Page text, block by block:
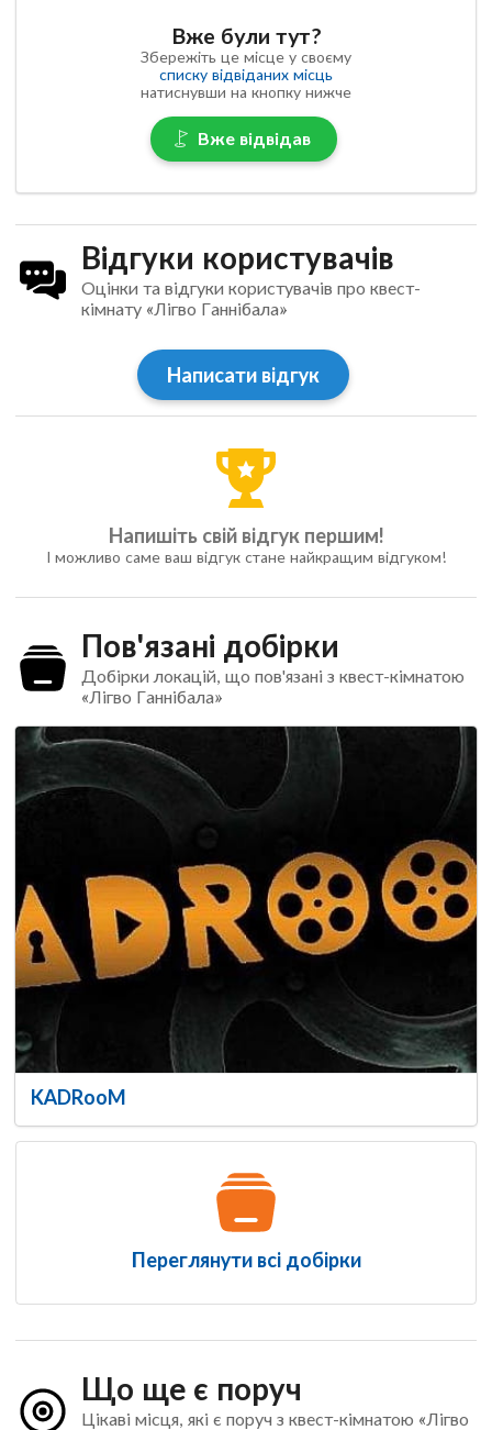
Вже були тут?
Збережіть це місце у своєму
списку відвіданих місць
натиснувши на кнопку нижче
Вже відвідав
Відгуки користувачів
Оцінки та відгуки користувачів про квест-
кімнату «Лігво Ганнібала»
Написати відгук
Напишіть свій відгук першим!
І можливо саме ваш відгук стане найкращим відгуком!
Пов'язані добірки
Добірки локацій, що пов'язані з квест-кімнатою
«Лігво Ганнібала»
KADRooM
Переглянути всі добірки
Що ще є поруч
Цікаві місця, які є поруч з квест-кімнатою «Лігво